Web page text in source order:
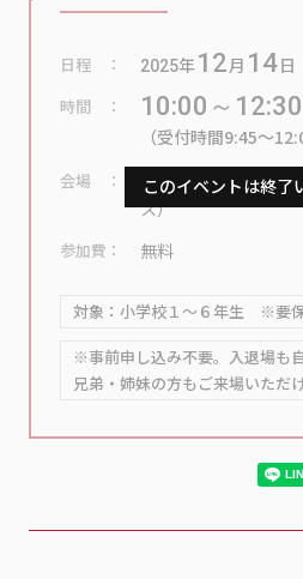
日程 2025年12月 14日
時間 10:00～12:30
（受付時間9:45～
会場
大谷大学4・5号館
ス）
参加費 無料
対象：小学校１～６年生 ※要
※事前申し込み不要。入退場も
兄弟・姉妹の方もご来場いただけ